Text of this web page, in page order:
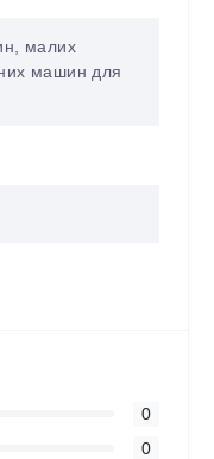
малих
машин для
0
0